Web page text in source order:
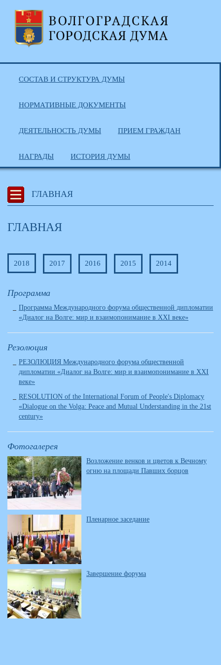
СОСТАВ И СТРУКТУРА ДУМЫ
НОРМАТИВНЫЕ ДОКУМЕНТЫ
ДЕЯТЕЛЬНОСТЬ ДУМЫ ПРИЕМ ГРАЖДАН
НАГРАДЫ ИСТОРИЯ ДУМЫ
ГЛАВНАЯ
ГЛАВНАЯ
2018 2017 2016 2015 2014
Программа
Программа Международного форума общественной дипломатии
«Диалог на Волге: мир и взаимопонимание в XXI веке»
Резолюция
РЕЗОЛЮЦИЯ Международного форума общественной
дипломатии «Диалог на Волге: мир и взаимопонимание в XXI
веке»
RESOLUTION of the International Forum of People's Diplomacy
«Dialogue on the Volga: Peace and Mutual Understanding in the 21st
century»
Фотогалерея
Возложение венков и цветов к Вечному
огню на площади Павших борцов
Пленарное заседание
Завершение форума